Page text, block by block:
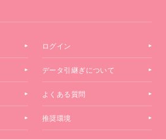
ログイン
データ引継ぎについて
よくある質問
推奨環境